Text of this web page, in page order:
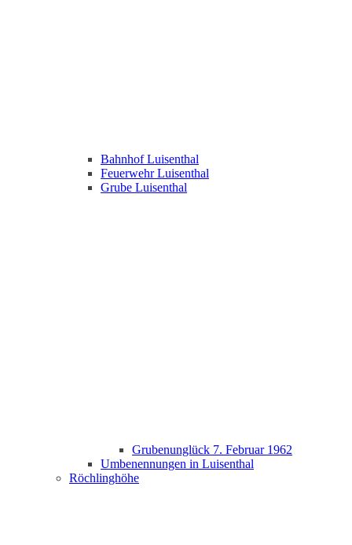
Bahnhof Luisenthal
Feuerwehr Luisenthal
Grube Luisenthal
Grubenunglück 7. Februar 1962
Umbenennungen in Luisenthal
Röchlinghöhe